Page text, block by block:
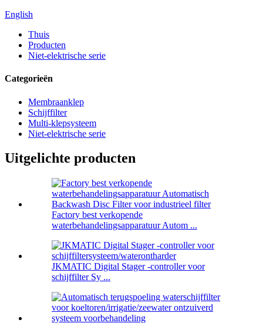
English
Thuis
Producten
Niet-elektrische serie
Categorieën
Membraanklep
Schijffilter
Multi-klepsysteem
Niet-elektrische serie
Uitgelichte producten
Factory best verkopende
waterbehandelingsapparatuur Autom ...
JKMATIC Digital Stager -controller voor
schijffilter Sy ...